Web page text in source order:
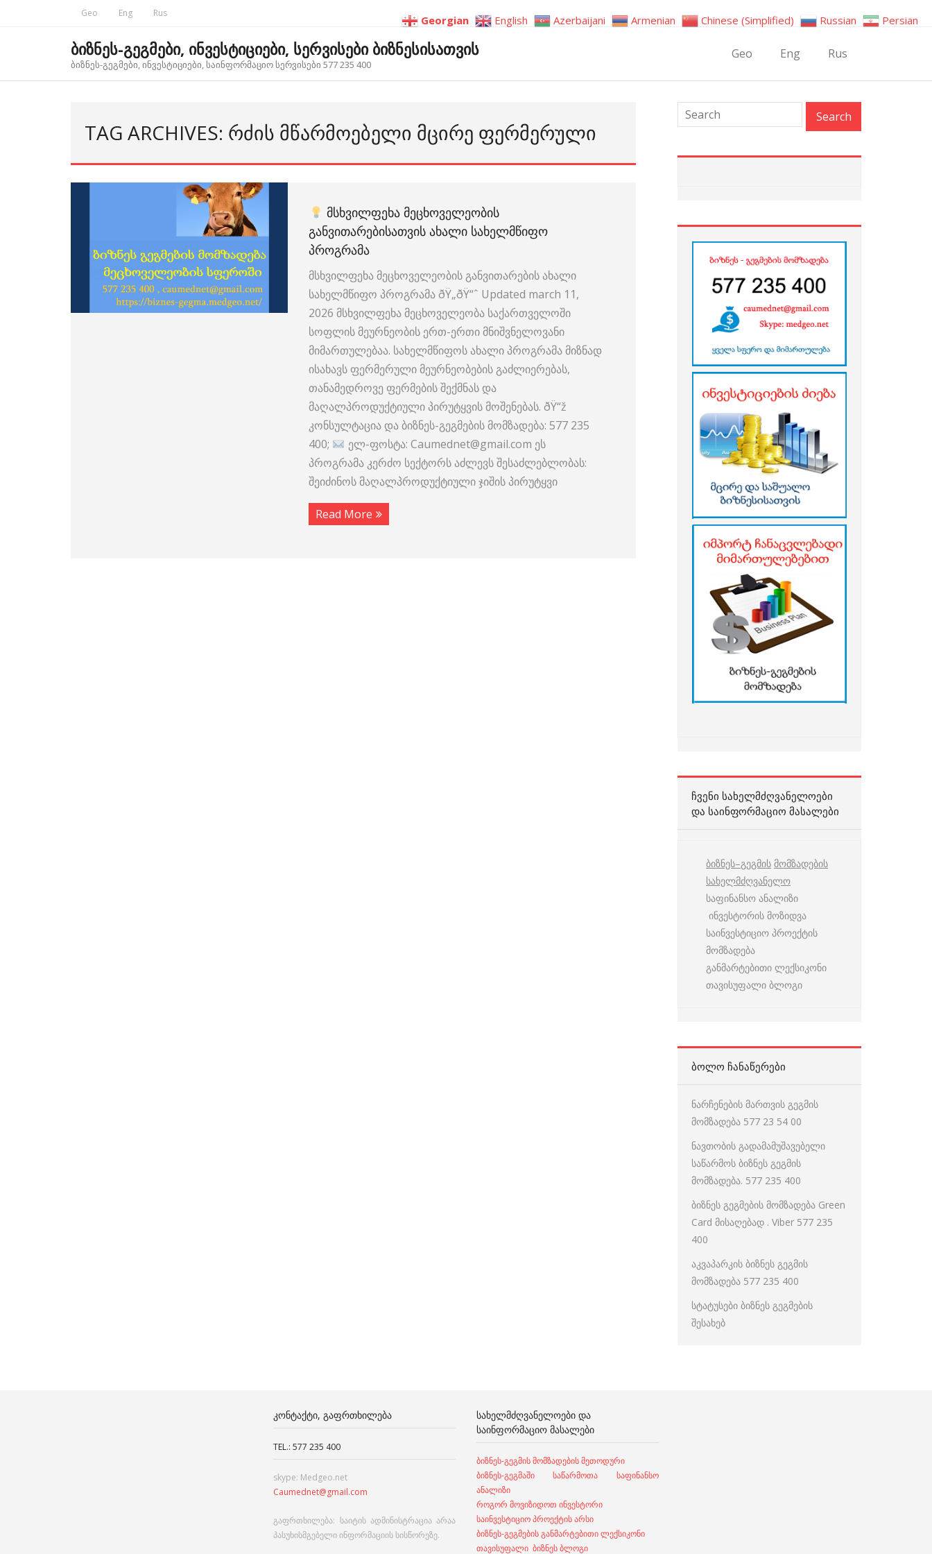
Geo Eng Rus
ბიზნეს-გეგმები, ინვესტიციები, სერვისები ბიზნესისათვის
ბიზნეს-გეგმები, ინვესტიციები, საინფორმაციო სერვისები 577 235 400
Geo Eng Rus
TAG ARCHIVES: ᲠᲫᲘᲡ ᲛᲬᲐᲠᲛᲝᲔᲑᲔᲚᲘ ᲛᲪᲘᲠᲔ ᲤᲔᲠᲛᲔᲠᲣᲚᲘ
ᲛᲡᲮᲕᲘᲚᲤᲔᲮᲐ ᲛᲔᲪᲮᲝᲕᲔᲚᲔᲝᲑᲘᲡ
ᲒᲐᲜᲕᲘᲗᲐᲠᲔᲑᲘᲡᲐᲗᲕᲘᲡ ᲐᲮᲐᲚᲘ ᲡᲐᲮᲔᲚᲛᲬᲘᲤᲝ
ᲞᲠᲝᲒᲠᲐᲛᲐ
მსხვილფეხა მეცხოველეობის განვითარების ახალი
სახელმწიფო პროგრამა ðŸ„ðŸ“ˆ Updated march 11,
2026 მსხვილფეხა მეცხოველეობა საქართველოში
სოფლის მეურნეობის ერთ-ერთი მნიშვნელოვანი
მიმართულებაა. სახელმწიფოს ახალი პროგრამა მიზნად
ისახავს ფერმერული მეურნეობების გაძლიერებას,
თანამედროვე ფერმების შექმნას და
მაღალპროდუქტიული პირუტყვის მოშენებას. ðŸ“ž
კონსულტაცია და ბიზნეს-გეგმების მომზადება: 577 235
400;
ელ-ფოსტა: Caumednet@gmail.com ეს
პროგრამა კერძო სექტორს აძლევს შესაძლებლობას:
შეიძინოს მაღალპროდუქტიული ჯიშის პირუტყვი
Read More
ᲩᲕᲔᲜᲘ ᲡᲐᲮᲔᲚᲛᲫᲦᲕᲐᲜᲔᲚᲝᲔᲑᲘ
ᲓᲐ ᲡᲐᲘᲜᲤᲝᲠᲛᲐᲪᲘᲝ ᲛᲐᲡᲐᲚᲔᲑᲘ
ბიზნეს–გეგმის მომზადების
სახელმძღვანელო
საფინანსო ანალიზი
ინვესტორის მოზიდვა
საინვესტიციო პროექტის
მომზადება
განმარტებითი ლექსიკონი
თავისუფალი ბლოგი
ᲑᲝᲚᲝ ᲩᲐᲜᲐᲬᲔᲠᲔᲑᲘ
ნარჩენების მართვის გეგმის
მომზადება 577 23 54 00
ნავთობის გადამამუშავებელი
საწარმოს ბიზნეს გეგმის
მომზადება. 577 235 400
ბიზნეს გეგმების მომზადება Green
Card მისაღებად . Viber 577 235
400
აკვაპარკის ბიზნეს გეგმის
მომზადება 577 235 400
სტატუსები ბიზნეს გეგმების
შესახებ
ᲙᲝᲜᲢᲐᲥᲢᲘ, ᲒᲐᲤᲠᲗᲮᲘᲚᲔᲑᲐ
TEL.: 577 235 400
skype: Medgeo.net
Caumednet@gmail.com
გაფრთხილება: საიტის ადმინისტრაცია არაა
პასუხისმგებელი ინფორმაციის სისწორეზე.
ᲡᲐᲮᲔᲚᲛᲫᲦᲕᲐᲜᲔᲚᲝᲔᲑᲘ ᲓᲐ
ᲡᲐᲘᲜᲤᲝᲠᲛᲐᲪᲘᲝ ᲛᲐᲡᲐᲚᲔᲑᲘ
ბიზნეს-გეგმის მომზადების მეთოდური
ბიზნეს-გეგმაში საწარმოთა საფინანსო
ანალიზი
როგორ მოვიზიდოთ ინვესტორი
საინვესტიციო პროექტის არსი
ბიზნეს-გეგმების განმარტებითი ლექსიკონი
თავისუფალი ბიზნეს ბლოგი
Georgian English Azerbaijani Armenian Chinese (Simplified) Russian Persian